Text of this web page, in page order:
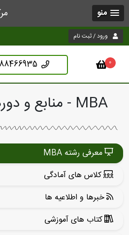
منو
ورود / ثبت نام
0
MBA - منابع و دورهای آموزشی
معرفی رشته MBA
کلاس های آمادگی
خبرها و اطلاعیه ها
کتاب های آموزشی